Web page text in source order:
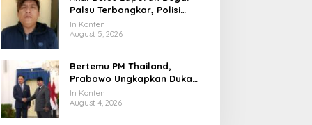
Palsu Terbongkar, Polisi
Ungkap Penggelapan Uang
Perusahaan untuk Crypto
In Konten
August 5, 2026
Bertemu PM Thailand,
Prabowo Ungkapkan Duka
Cita kepada Putri dan
Selamat Ulang Tahun ke Raja
In Konten
August 4, 2026